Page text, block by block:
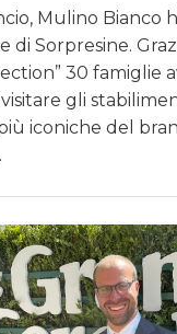
Mulino Bianco
di Sorpresine.
30 famiglie
visitare gli
iconiche del